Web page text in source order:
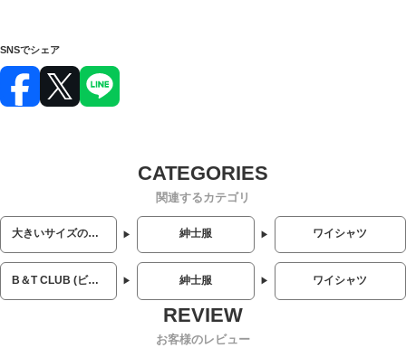
SNSでシェア
関連するカテゴリ
大きいサイズのメンズ服 紳士服 ワイシャツ
B＆T CLUB (ビーアンドティークラブ) 紳士服 ワイシャツ
お客様のレビュー